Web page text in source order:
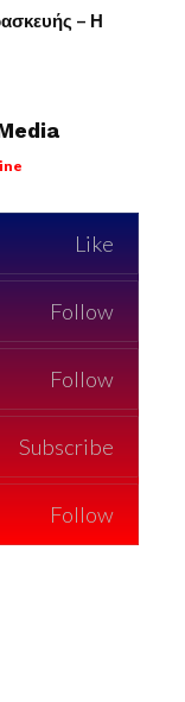
– Η
Like
Follow
Follow
Subscribe
Follow